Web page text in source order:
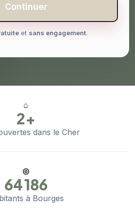
Continuer
et sans engagement.
⌂
2+
dans le Cher
◎
64 186
à Bourges